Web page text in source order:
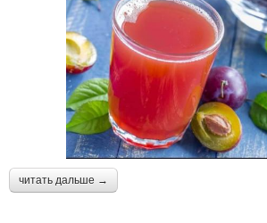
читать дальше →